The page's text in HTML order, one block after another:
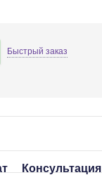
Быстрыйзаказ
Консультация